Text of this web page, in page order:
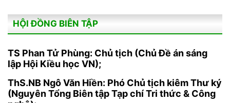
HỘI ĐỒNG BIÊN TẬP
TS Phan Tử Phùng: Chủ tịch (Chủ Đề án sáng
lập Hội Kiều học VN);
ThS.NB Ngô Văn Hiền: Phó Chủ tịch kiêm Thư ký
(Nguyên Tổng Biên tập Tạp chí Tri thức & Công